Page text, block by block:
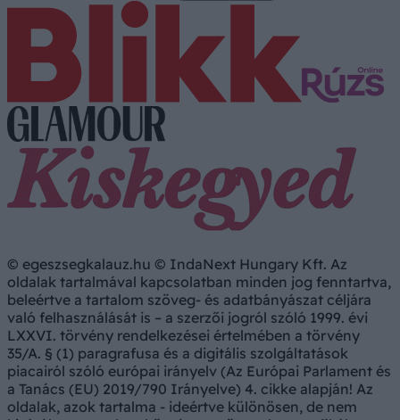
© egeszsegkalauz.hu © IndaNext Hungary Kft. Az
oldalak tartalmával kapcsolatban minden jog fenntartva,
beleértve a tartalom szöveg- és adatbányászat céljára
való felhasználását is – a szerzői jogról szóló 1999. évi
LXXVI. törvény rendelkezései értelmében a törvény
35/A. § (1) paragrafusa és a digitális szolgáltatások
piacairól szóló európai irányelv (Az Európai Parlament és
a Tanács (EU) 2019/790 Irányelve) 4. cikke alapján! Az
oldalak, azok tartalma - ideértve különösen, de nem